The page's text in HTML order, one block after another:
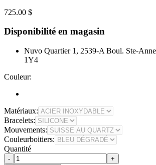
725.00 $
Disponibilité en magasin
Nuvo Quartier 1, 2539-A Boul. Ste-
1Y4
Couleur:
Matériaux:
Bracelets:
Mouvements:
Couleurboitiers:
Quantité
-
+